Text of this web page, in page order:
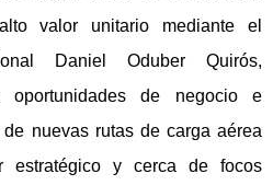
valor unitario mediante el
Daniel Oduber Quirós,
oportunidades de negocio e
nuevas rutas de carga aérea
estratégico y cerca de focos